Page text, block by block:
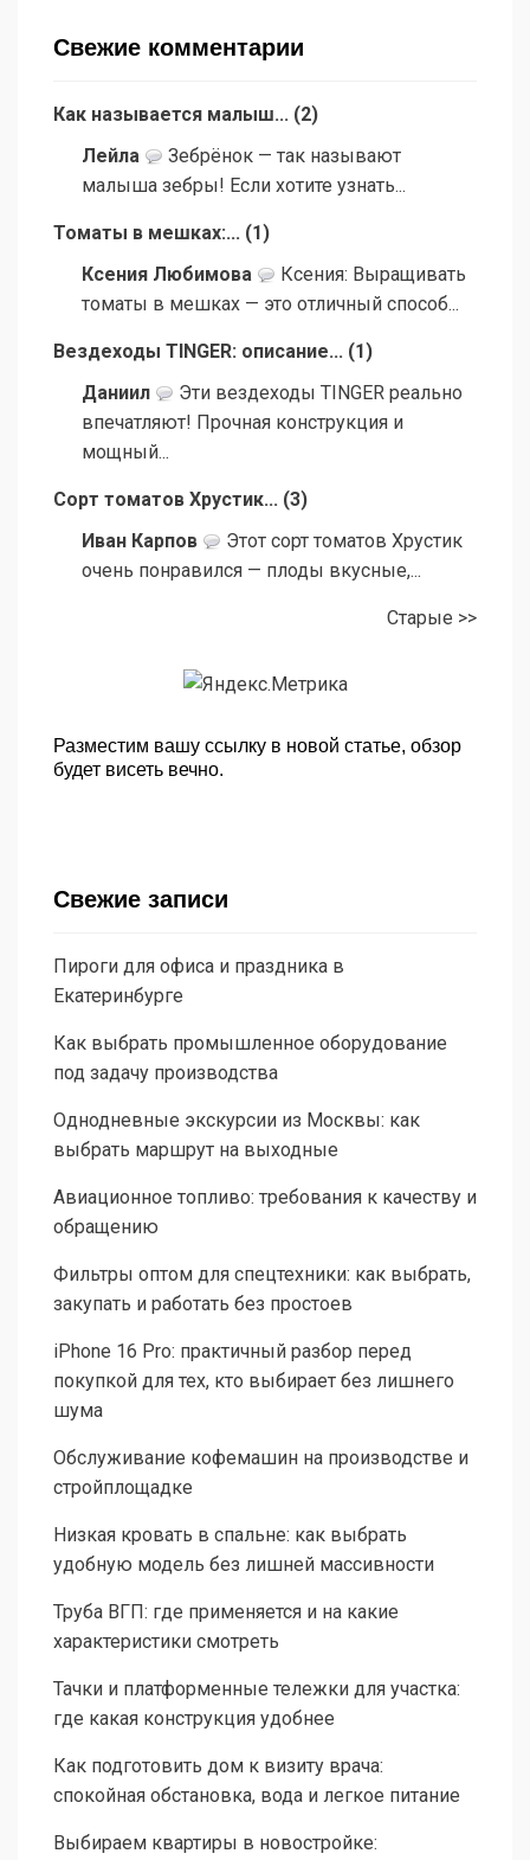
Свежие комментарии
Как называется малыш... (2)
Лейла
Зебрёнок — так называют
малыша зебры! Если хотите узнать...
Томаты в мешках:... (1)
Ксения Любимова
Ксения: Выращивать
томаты в мешках — это отличный способ...
Вездеходы TINGER: описание... (1)
Даниил
Эти вездеходы TINGER реально
впечатляют! Прочная конструкция и
мощный...
Сорт томатов Хрустик... (3)
Иван Карпов
Этот сорт томатов Хрустик
очень понравился — плоды вкусные,...
Старые >>
Разместим вашу ссылку в новой статье, обзор
будет висеть вечно.
Свежие записи
Пироги для офиса и праздника в
Екатеринбурге
Как выбрать промышленное оборудование
под задачу производства
Однодневные экскурсии из Москвы: как
выбрать маршрут на выходные
Авиационное топливо: требования к качеству и
обращению
Фильтры оптом для спецтехники: как выбрать,
закупать и работать без простоев
iPhone 16 Pro: практичный разбор перед
покупкой для тех, кто выбирает без лишнего
шума
Обслуживание кофемашин на производстве и
стройплощадке
Низкая кровать в спальне: как выбрать
удобную модель без лишней массивности
Труба ВГП: где применяется и на какие
характеристики смотреть
Тачки и платформенные тележки для участка:
где какая конструкция удобнее
Как подготовить дом к визиту врача:
спокойная обстановка, вода и легкое питание
Выбираем квартиры в новостройке: